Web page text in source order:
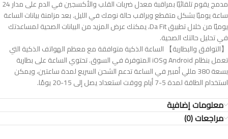
مدمج يقوم تلقائيًا بمراقبة معدل ضربات القلب والأكسجين في الدم على مدار 24
ساعة يوميًا بشكل متقطع ويراقب حالة نومك في الليل. بعد مزامنة بيانات الساعة
يوميًا من خلال تطبيق Da Fit، يمكنك عرض المزيد من البيانات الصحية لمساعدتك
في تحليل حالتك الصحية.
【التوافق والبطارية】 الساعة الذكية متوافقة مع معظم الهواتف الذكية التي
تعمل بنظام Android وiOS المتوفرة في السوق. تحتوي الساعة على بطارية
بسعة 380 مللي أمبير في الساعة تدعم الشحن السريع لمدة ساعتين، ويمكن
استخدام الطاقة لمدة 5-7 أيام ووقت استعداد يصل إلى 15-20 يومًا.
معلومات إضافية
مراجعات (0)